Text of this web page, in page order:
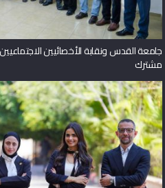
جامعة القدس ونقابة الأخصائيين
مشترك